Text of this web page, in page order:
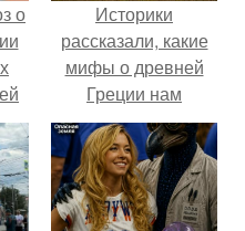
о
Историки
рассказали, какие
мифы о древней
Греции нам
навязало кино.